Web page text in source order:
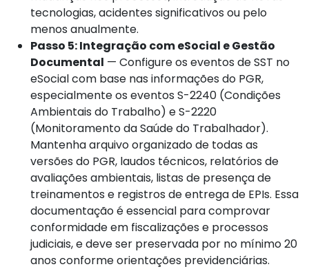
tecnologias, acidentes significativos ou pelo
menos anualmente.
Passo 5: Integração com eSocial e Gestão
Documental — Configure os eventos de SST no
eSocial com base nas informações do PGR,
especialmente os eventos S-2240 (Condições
Ambientais do Trabalho) e S-2220
(Monitoramento da Saúde do Trabalhador).
Mantenha arquivo organizado de todas as
versões do PGR, laudos técnicos, relatórios de
avaliações ambientais, listas de presença de
treinamentos e registros de entrega de EPIs. Essa
documentação é essencial para comprovar
conformidade em fiscalizações e processos
judiciais, e deve ser preservada por no mínimo 20
anos conforme orientações previdenciárias.